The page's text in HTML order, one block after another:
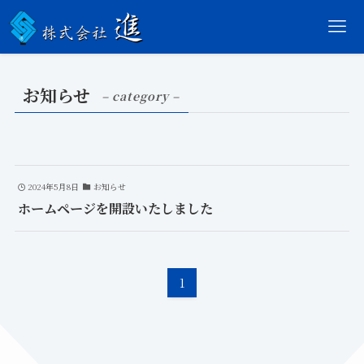
お知らせ – category –
2024年5月8日 お知らせ
ホームページを開設いたしました
1